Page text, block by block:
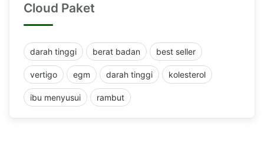
Cloud Paket
darah tinggi berat badan best seller
vertigo egm darah tinggi kolesterol
ibu menyusui rambut